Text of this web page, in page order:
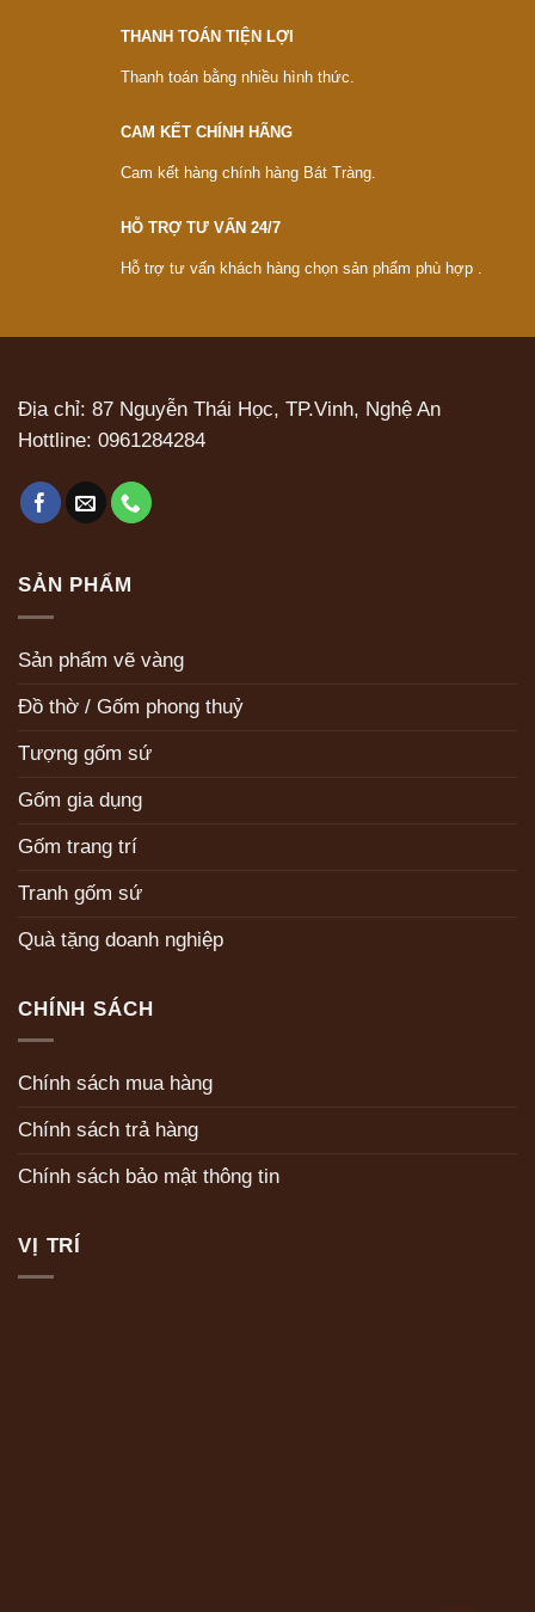
THANH TOÁN TIỆN LỢI
Thanh toán bằng nhiều hình thức.
CAM KẾT CHÍNH HÃNG
Cam kết hàng chính hàng Bát Tràng.
HỖ TRỢ TƯ VẤN 24/7
Hỗ trợ tư vấn khách hàng chọn sản phẩm phù hợp .
Địa chỉ: 87 Nguyễn Thái Học, TP.Vinh, Nghệ An
Hottline: 0961284284
SẢN PHẨM
Sản phẩm vẽ vàng
Đồ thờ / Gốm phong thuỷ
Tượng gốm sứ
Gốm gia dụng
Gốm trang trí
Tranh gốm sứ
Quà tặng doanh nghiệp
CHÍNH SÁCH
Chính sách mua hàng
Chính sách trả hàng
Chính sách bảo mật thông tin
VỊ TRÍ